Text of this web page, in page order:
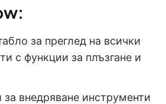
за преглед на всички
с функции за плъзгане и
внедряване инструменти